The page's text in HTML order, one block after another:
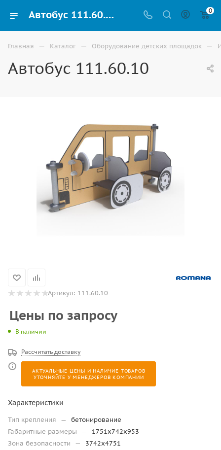
Автобус 111.60.10 на улицу для детской площадки купить в Волгограде 0
Главная — Каталог — Оборудование детских площадок —
Автобус 111.60.10
Артикул: 111.60.10
Цены по запросу
В наличии
Рассчитать доставку
АКТУАЛЬНЫЕ ЦЕНЫ И НАЛИЧИЕ ТОВАРОВ
УТОЧНЯЙТЕ У МЕНЕДЖЕРОВ КОМПАНИИ
Характеристики
Тип крепления —
бетонирование
Габаритные размеры
—
1751х742х953
Зона безопасности
—
3742х4751